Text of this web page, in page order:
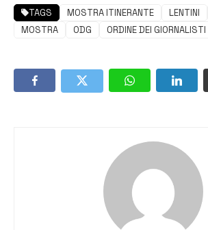
TAGS MOSTRA ITINERANTE LENTINI
MOSTRA
ODG ORDINE DEI